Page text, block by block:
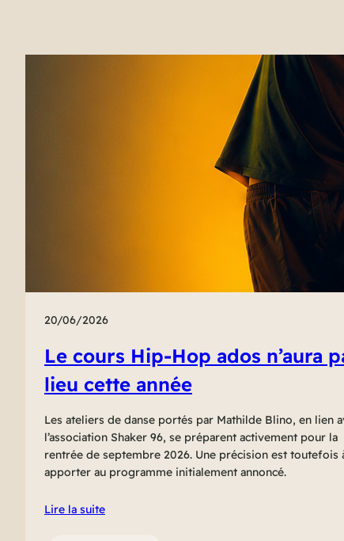
20/06/2026
Le cours Hip-Hop ados n’aura
lieu cette année
Les ateliers de danse portés par Mathilde Blino, en lien
l’association Shaker 96, se préparent activement pour la
rentrée de septembre 2026. Une précision est toutefois
apporter au programme initialement annoncé.
Lire la suite